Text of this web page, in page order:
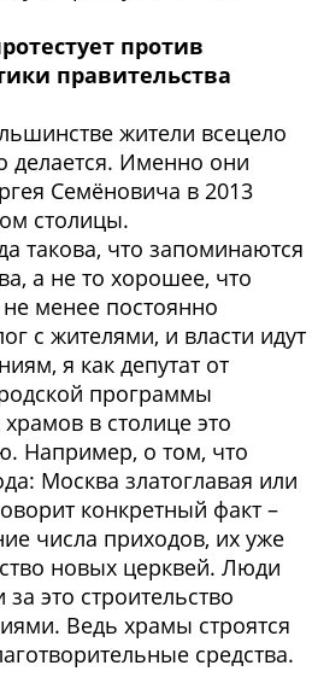
против
правительства
жители всецело
делается. Именно они
Семёновича в 2013
столицы.
такова, что запоминаются
а не то хорошее, что
менее постоянно
с жителями, и власти идут
я как депутат от
программы
в столице это
Например, о том, что
Москва златоглавая или
конкретный факт –
числа приходов, их уже
новых церквей. Люди
это строительство
Ведь храмы строятся
средства.